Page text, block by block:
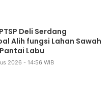
Deli Serdang
Alih fungsi Lahan Sawah
Labu
2026 - 14:56 WIB